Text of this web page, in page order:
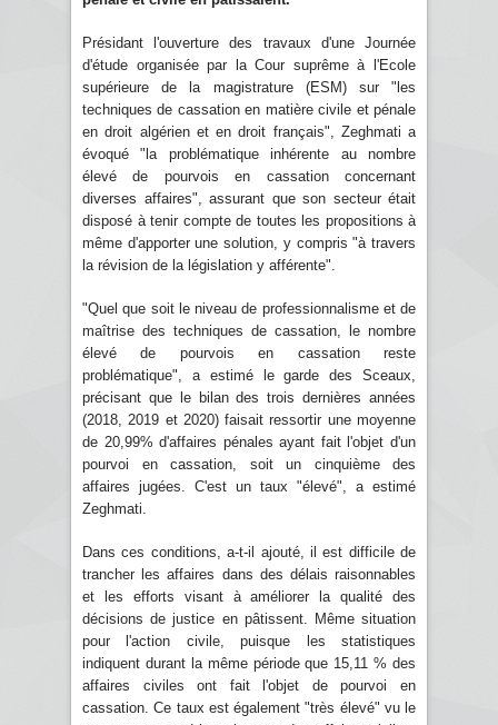
Présidant l'ouverture des travaux d'une Journée
d'étude organisée par la Cour suprême à l'Ecole
supérieure de la magistrature (ESM) sur "les
techniques de cassation en matière civile et pénale
en droit algérien et en droit français", Zeghmati a
évoqué "la problématique inhérente au nombre
élevé de pourvois en cassation concernant
diverses affaires", assurant que son secteur était
disposé à tenir compte de toutes les propositions à
même d'apporter une solution, y compris "à travers
la révision de la législation y afférente".
"Quel que soit le niveau de professionnalisme et de
maîtrise des techniques de cassation, le nombre
élevé de pourvois en cassation reste
problématique", a estimé le garde des Sceaux,
précisant que le bilan des trois dernières années
(2018, 2019 et 2020) faisait ressortir une moyenne
de 20,99% d'affaires pénales ayant fait l'objet d'un
pourvoi en cassation, soit un cinquième des
affaires jugées. C'est un taux "élevé", a estimé
Zeghmati.
Dans ces conditions, a-t-il ajouté, il est difficile de
trancher les affaires dans des délais raisonnables
et les efforts visant à améliorer la qualité des
décisions de justice en pâtissent. Même situation
pour l'action civile, puisque les statistiques
indiquent durant la même période que 15,11 % des
affaires civiles ont fait l'objet de pourvoi en
cassation. Ce taux est également "très élevé" vu le